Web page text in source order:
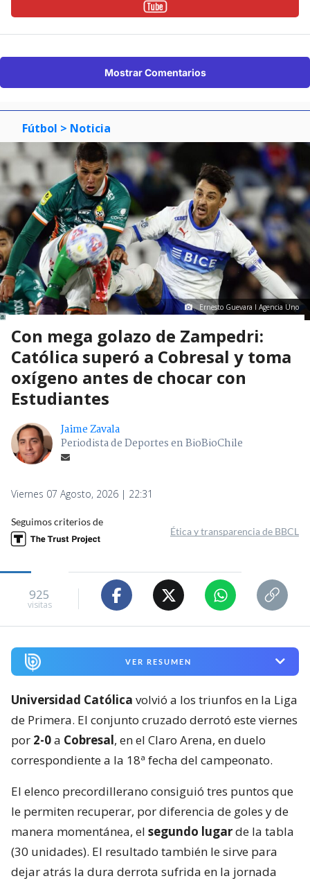
Mostrar Comentarios
Fútbol > Noticia
Ernesto Guevara I Agencia Uno
Con mega golazo de Zampedri:
Católica superó a Cobresal y toma
oxígeno antes de chocar con
Estudiantes
Jaime Zavala
Periodista de Deportes en BioBioChile
Viernes 07 Agosto, 2026 | 22:31
Seguimos criterios de
Ética y transparencia de BBCL
925
visitas
VER RESUMEN
Universidad Católica volvió a los triunfos en la Liga
de Primera. El conjunto cruzado derrotó este viernes
por 2-0a Cobresal, en el Claro Arena, en duelo
correspondiente a la 18ª fecha del campeonato.
El elenco precordillerano consiguió tres puntos que
le permiten recuperar, por diferencia de goles y de
manera momentánea, el segundo lugarde la tabla
(30 unidades). El resultado también le sirve para
dejar atrás la dura derrota sufrida en la jornada